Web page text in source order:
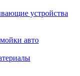
устройства
авто